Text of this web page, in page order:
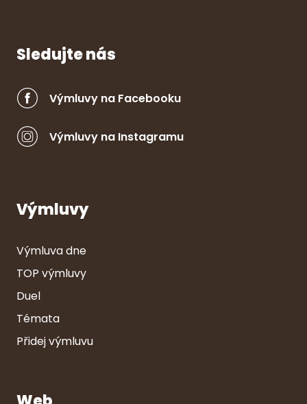
Sledujte nás
Výmluvy na Facebooku
Výmluvy na Instagramu
Výmluvy
Výmluva dne
TOP výmluvy
Duel
Témata
Přidej výmluvu